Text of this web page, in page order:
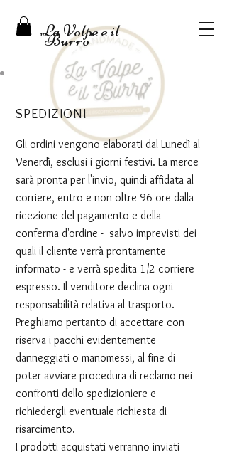
La Volpe e il
"Burro"
SPEDIZIONI
Gli ordini vengono elaborati dal Lunedì al
Venerdì, esclusi i giorni festivi. La merce
sarà pronta per l'invio, quindi affidata al
corriere, entro e non oltre 96 ore dalla
ricezione del pagamento e della
conferma d'ordine - salvo imprevisti dei
quali il cliente verrà prontamente
informato - e verrà spedita 1/2 corriere
espresso. Il venditore declina ogni
responsabilità relativa al trasporto.
Preghiamo pertanto di accettare con
riserva i pacchi evidentemente
danneggiati o manomessi, al fine di
poter avviare procedura di reclamo nei
confronti dello spedizioniere e
richiedergli eventuale richiesta di
risarcimento.
I prodotti acquistati verranno inviati